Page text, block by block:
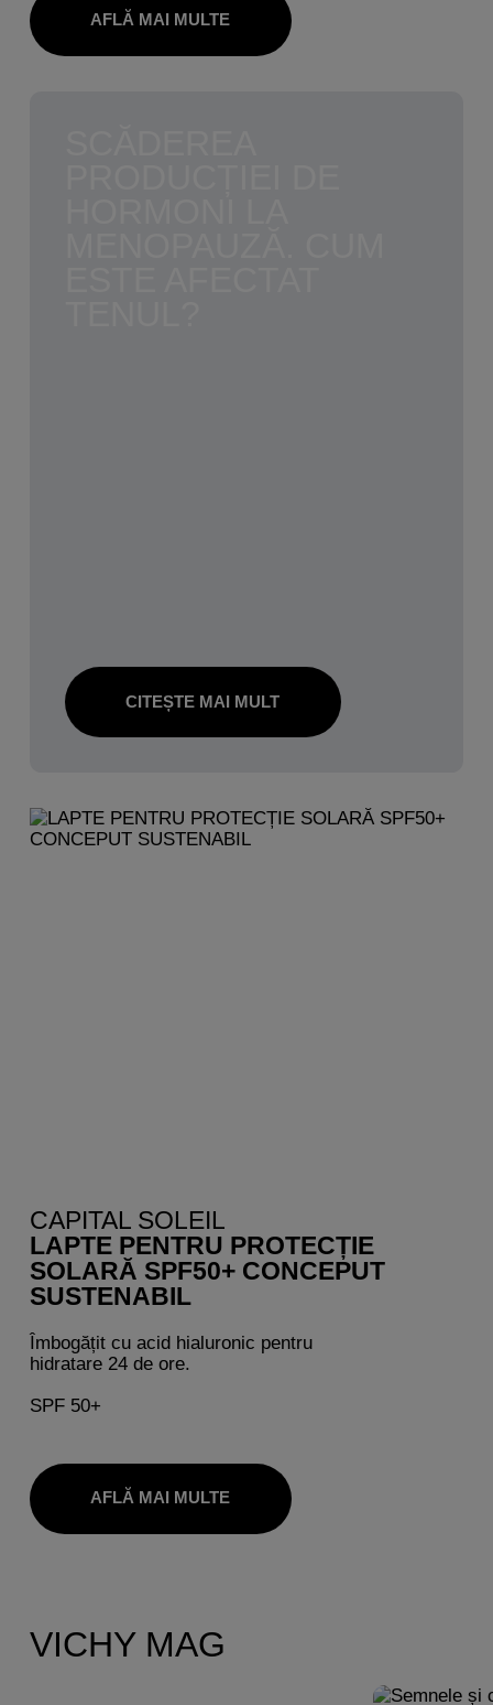
AFLĂ MAI MULTE
CITEȘTE MAI MULT
CAPITAL SOLEIL
LAPTE PENTRU PROTECȚIE
SOLARĂ SPF50+ CONCEPUT
SUSTENABIL
Îmbogățit cu acid hialuronic pentru
hidratare 24 de ore.
SPF 50+
AFLĂ MAI MULTE
VICHY MAG